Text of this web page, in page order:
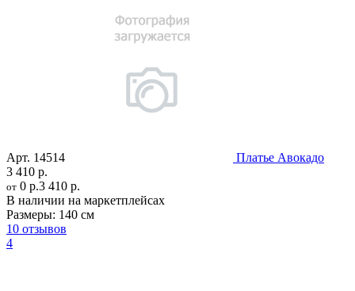
Арт. 14514
Платье Авокадо
3 410 р.
от 0 р.3 410 р.
В наличии на маркетплейсах
Размеры: 140 см
10 отзывов
4